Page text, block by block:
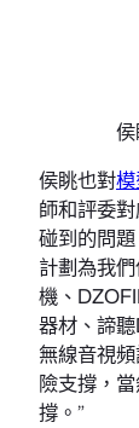
侯眺也對
師和評委
碰到的問
計劃為我
機、
器材、諦
無線音視
險支撐，
撐。”